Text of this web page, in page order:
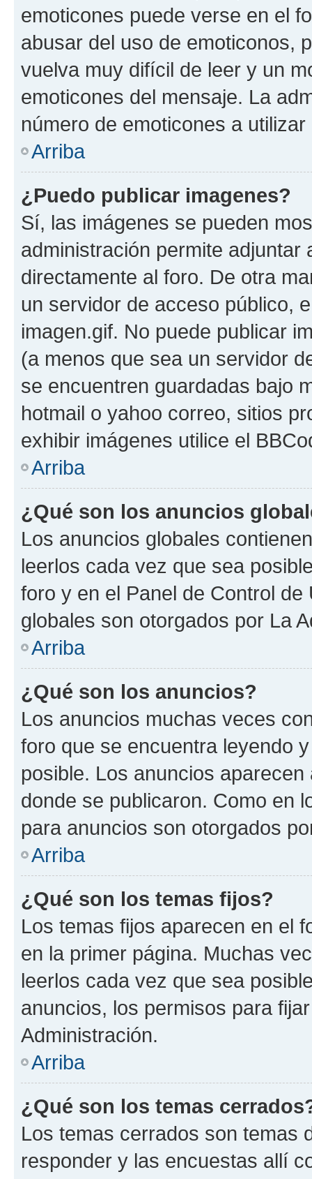
emoticones puede verse en el
abusar del uso de emoticonos,
vuelva muy difícil de leer y un
emoticones del mensaje. La
número de emoticones a
Arriba
¿Puedo publicar imagenes?
Sí, las imágenes se pueden
administración permite
directamente al foro. De otra
un servidor de acceso público,
imagen.gif. No puede publicar
(a menos que sea un servidor
se encuentren guardadas bajo
hotmail o yahoo correo, sitios
exhibir imágenes utilice el
Arriba
¿Qué son los anuncios
Los anuncios globales
leerlos cada vez que sea
foro y en el Panel de Control
globales son otorgados por La
Arriba
¿Qué son los anuncios?
Los anuncios muchas veces
foro que se encuentra leyendo
posible. Los anuncios
donde se publicaron. Como en
para anuncios son otorgados
Arriba
¿Qué son los temas fijos?
Los temas fijos aparecen en el
en la primer página. Muchas
leerlos cada vez que sea
anuncios, los permisos para
Administración.
Arriba
¿Qué son los temas
Los temas cerrados son temas
responder y las encuestas allí